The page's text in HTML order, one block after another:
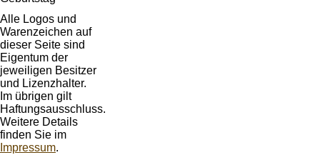
Alle Logos und
Warenzeichen auf
dieser Seite sind
Eigentum der
jeweiligen Besitzer
und Lizenzhalter.
Im übrigen gilt
Haftungsausschluss.
Weitere Details
finden Sie im
Impressum.